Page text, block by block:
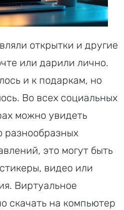
открытки и другие
или дарили лично.
и к подаркам, но
Во всех социальных
можно увидеть
разнообразных
это могут быть
видео или
Виртуальное
скачать на компьютер